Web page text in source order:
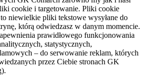
cookie i targetowanie. Pliki cookie
niewielkie pliki tekstowe wysyłane do
którą odwiedzasz w danym momencie.
prawidłowego funkcjonowania
statystycznych,
– do serwowanie reklam, których
przez Ciebie stronach GK